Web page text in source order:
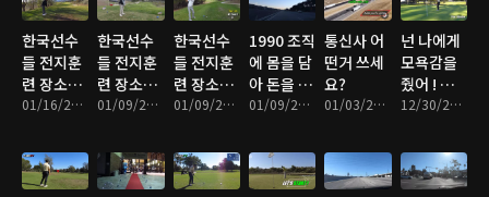
한국선수
들 전지훈
련 장소
(feat,
Creek) 3
01/16/2022 • 13분
한국선수
들 전지훈
련 장소
(feat,
Creek) 2
01/09/2022 • 11분
한국선수
들 전지훈
련 장소
(feat,
Creek) 1
01/09/2022 • 17분
1990 조직
에 몸을 담
아 돈을 쓸
어 담았다
01/09/2022 • 18분
통신사 어
떤거 쓰세
요?
01/03/2022 • 14분
넌 나에게
모욕감을
줬어 ! 복
수전이야12/30/2021 • 10분